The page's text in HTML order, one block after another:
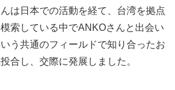
は日本での活動を経て、台湾を拠点
索している中でANKOさんと出会い
う共通のフィールドで知り合ったお
合し、交際に発展しました。